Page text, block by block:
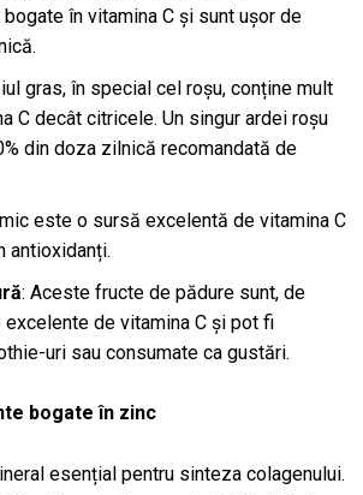
în vitamina C și sunt ușor de
gras, în special cel roșu, conține mult
C decât citricele. Un singur ardei roșu
din doza zilnică recomandată de
este o sursă excelentă de vitamina C
antioxidanți.
: Aceste fructe de pădure sunt, de
excelente de vitamina C și pot fi
uri sau consumate ca gustări.
bogate în zinc
esențial pentru sinteza colagenului.